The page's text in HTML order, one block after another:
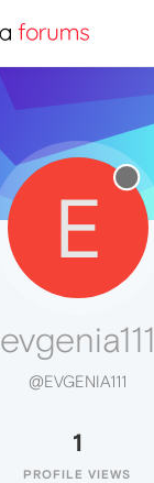
E
evgenia111
@EVGENIA111
1
PROFILE VIEWS